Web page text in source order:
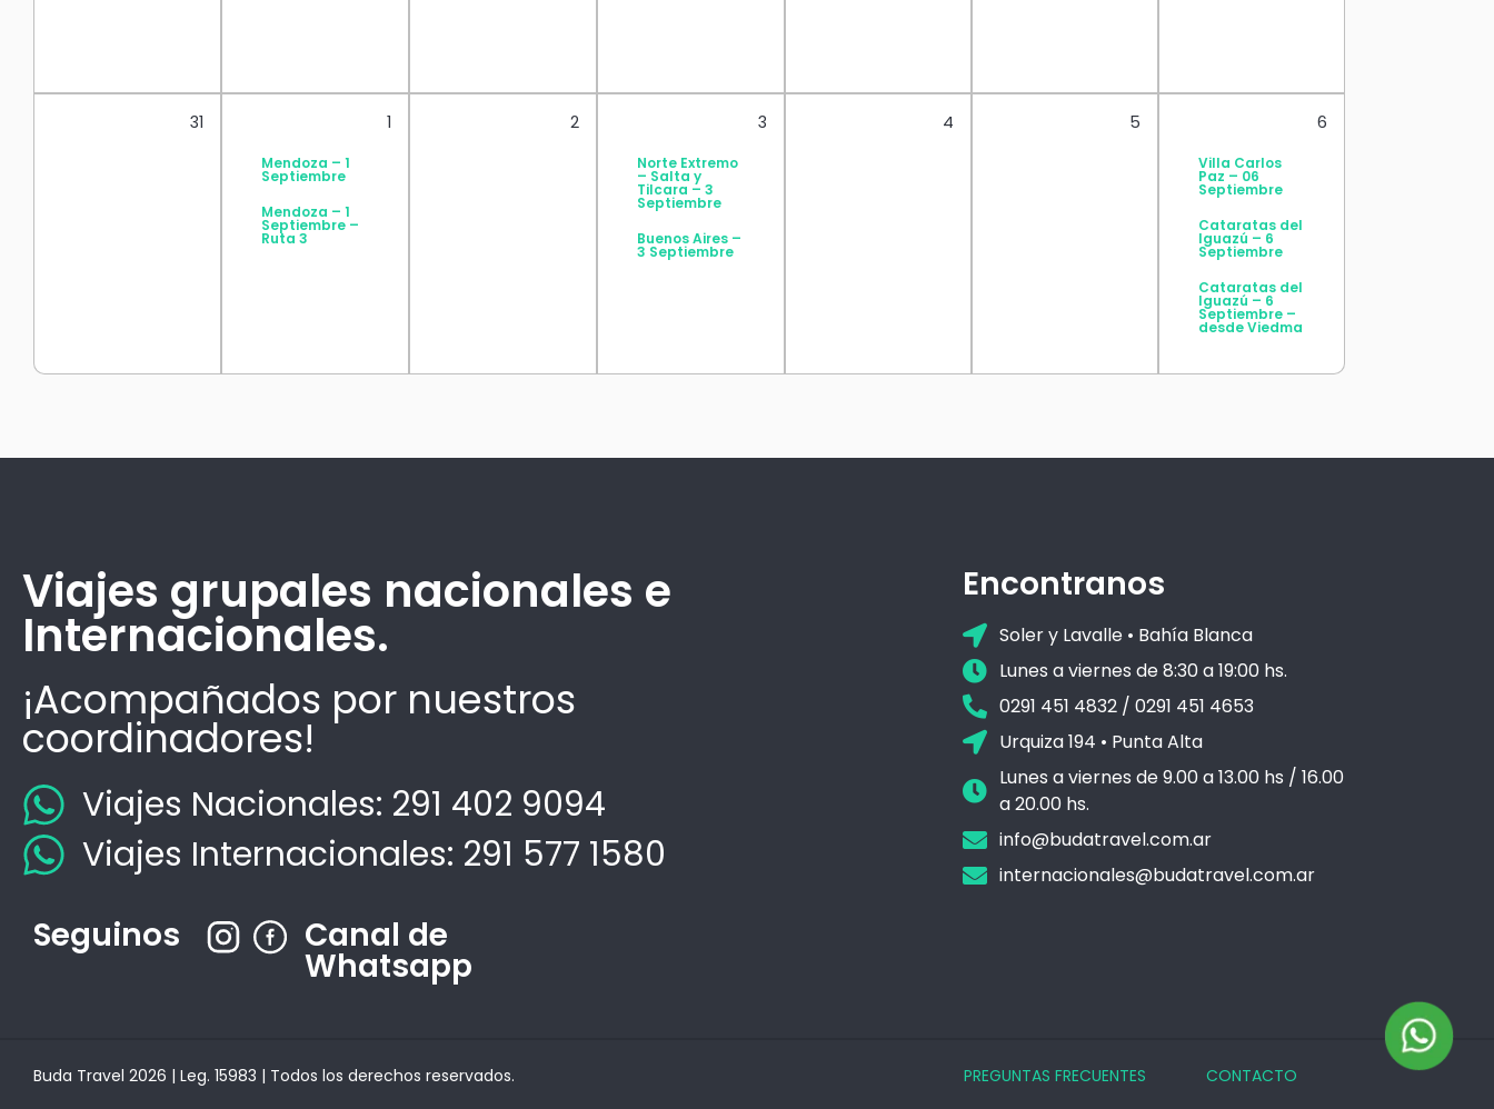
31 1
Mendoza – 1
Septiembre
Mendoza – 1
Septiembre –
Ruta 3
2 3
Norte Extremo
– Salta y
Tilcara – 3
Septiembre
Buenos Aires –
3 Septiembre
4 5 6
Villa Carlos
Paz – 06
Septiembre
Cataratas del
Iguazú – 6
Septiembre
Cataratas del
Iguazú – 6
Septiembre –
desde Viedma
Viajes grupales nacionales e
Internacionales.
¡Acompañados por nuestros
coordinadores!
Viajes Nacionales: 291 402 9094
Viajes Internacionales: 291 577 1580
Seguinos Canal de
Whatsapp
Encontranos
Soler y Lavalle • Bahía Blanca
Lunes a viernes de 8:30 a 19:00 hs.
0291 451 4832 / 0291 451 4653
Urquiza 194 • Punta Alta
Lunes a viernes de 9.00 a 13.00 hs / 16.00
a 20.00 hs.
info@budatravel.com.ar
internacionales@budatravel.com.ar
Buda Travel 2026 | Leg. 15983 | Todos los derechos reservados. PREGUNTAS FRECUENTES CONTACTO